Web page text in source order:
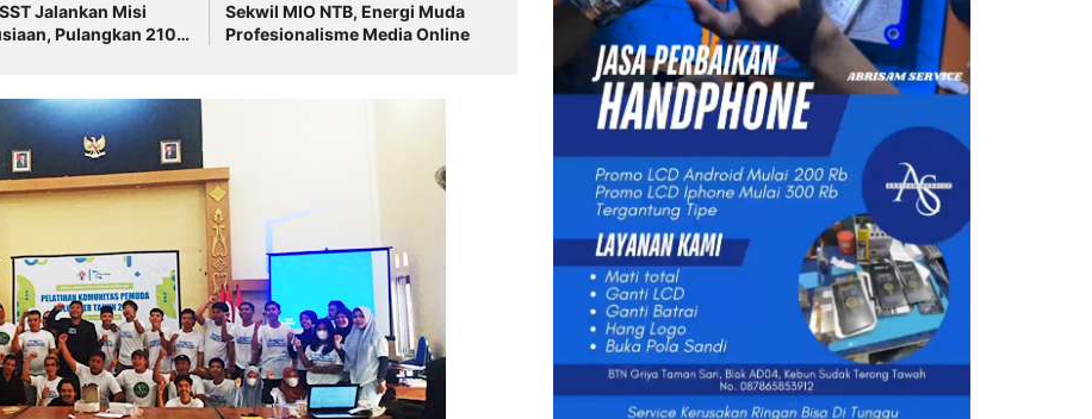
Jalankan Misi
Pulangkan 210
Sekwil MIO NTB, Energi Muda
Profesionalisme Media Online